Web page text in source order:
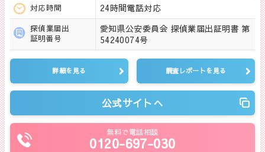
対応時間 24時間電話対応
探偵業届出
証明番号
愛知県公安委員会 探偵業届出証明書 第
54240074号
詳細を見る 調査レポートを見る
公式サイトへ
無料で電話相談
0120-697-030